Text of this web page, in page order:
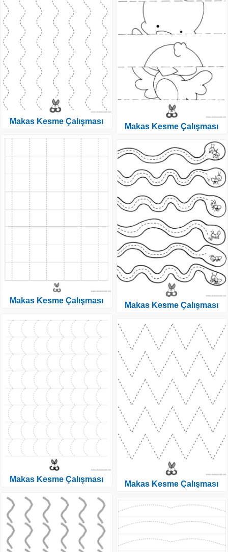
Makas Kesme Çalışması
Makas Kesme Çalışması
Makas Kesme Çalışması
Makas Kesme Çalışması
Makas Kesme Çalışması
Makas Kesme Çalışması